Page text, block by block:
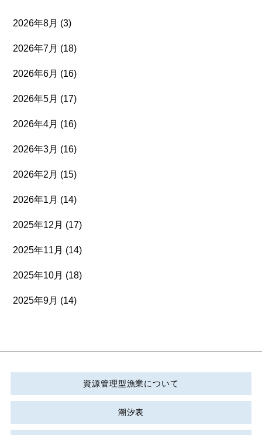
2026年8月 (3)
2026年7月 (18)
2026年6月 (16)
2026年5月 (17)
2026年4月 (16)
2026年3月 (16)
2026年2月 (15)
2026年1月 (14)
2025年12月 (17)
2025年11月 (14)
2025年10月 (18)
2025年9月 (14)
資源管理型漁業について
潮汐表